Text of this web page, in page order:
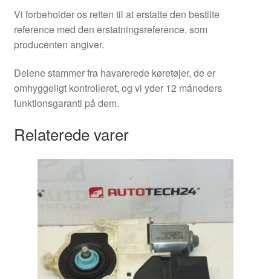
Vi forbeholder os retten til at erstatte den bestilte
reference med den erstatningsreference, som
producenten angiver.
Delene stammer fra havarerede køretøjer, de er
omhyggeligt kontrolleret, og vi yder 12 måneders
funktionsgaranti på dem.
Relaterede varer